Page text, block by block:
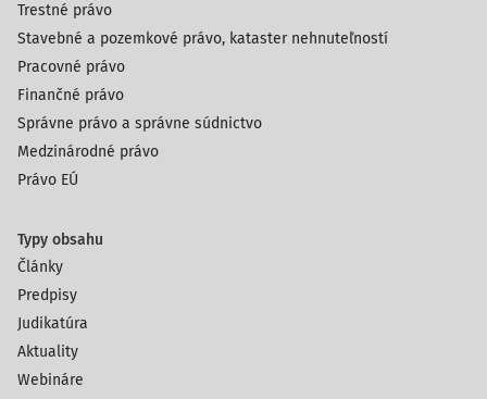
Trestné právo
Stavebné a pozemkové právo, kataster nehnuteľností
Pracovné právo
Finančné právo
Správne právo a správne súdnictvo
Medzinárodné právo
Právo EÚ
Typy obsahu
Články
Predpisy
Judikatúra
Aktuality
Webináre